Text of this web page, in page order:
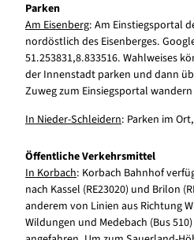
Parken
Am Eisenberg: Am Einstiegsportal
nordöstlich des Eisenberges.
51.253831,8.833516. Wahlweises
der Innenstadt parken und dann
Zuweg zum Einsiegsportal
In Nieder-Schleidern: Parken im
Öffentliche Verkehrsmittel
In Korbach: Korbach Bahnhof
nach Kassel (RE23020) und Brilon
anderem von Linien aus Richtung
Wildungen und Medebach (Bus